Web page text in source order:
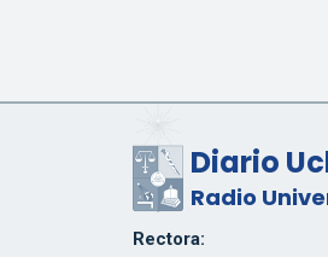
Diario
Radio
Rectora: